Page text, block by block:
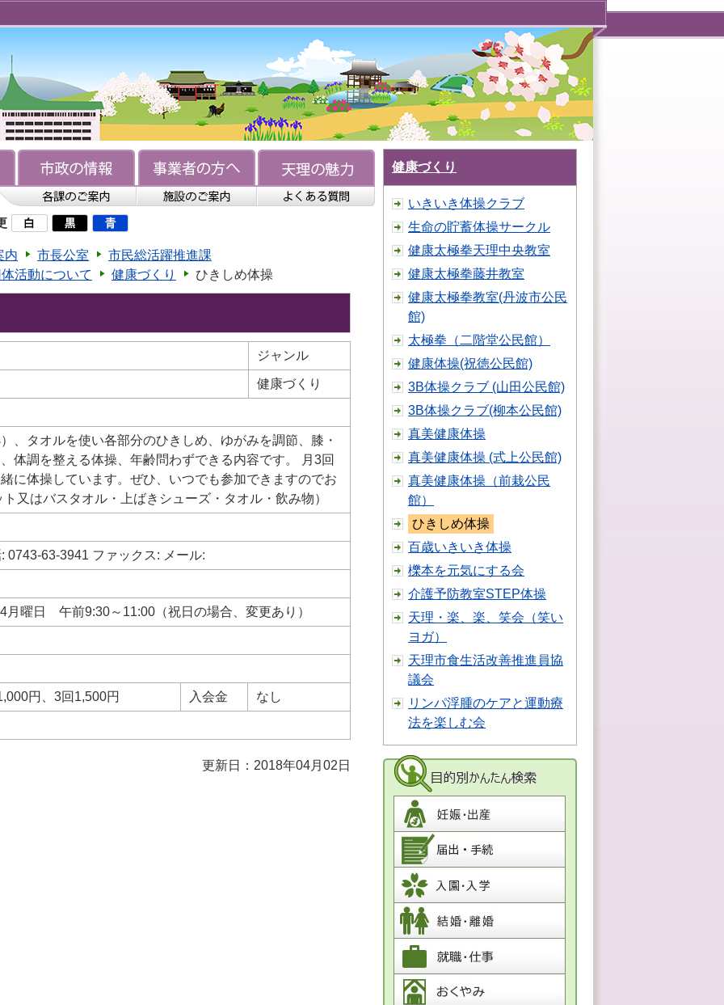
内 市長公室
市民総活躍推進課
活動について
健康づくり ひきしめ体操
ジャンル
健康づくり
、タオルを使い各部分のひきしめ、ゆがみを調節、膝・
体調を整える体操、年齢問わずできる内容です。 月3回
に体操しています。ぜひ、いつでも参加できますのでお
又はバスタオル・上ばきシューズ・タオル・飲み物）
63-3941 ファックス: メール:
曜日 午前9:30～11:00（祝日の場合、変更あり）
円、3回1,500円 入会金 なし
更新日：2018年04月02日
健康づくり
いきいき体操クラブ
生命の貯蓄体操サークル
健康太極拳天理中央教室
健康太極拳藤井教室
健康太極拳教室(丹波市公民
館)
太極拳（二階堂公民館）
健康体操(祝徳公民館)
3B体操クラブ (山田公民館)
3B体操クラブ(柳本公民館)
真美健康体操
真美健康体操 (式上公民館)
真美健康体操（前栽公民
館）
ひきしめ体操
百歳いきいき体操
櫟本を元気にする会
介護予防教室STEP体操
天理・楽、楽、笑会（笑い
ヨガ）
天理市食生活改善推進員協
議会
リンパ浮腫のケアと運動療
法を楽しむ会